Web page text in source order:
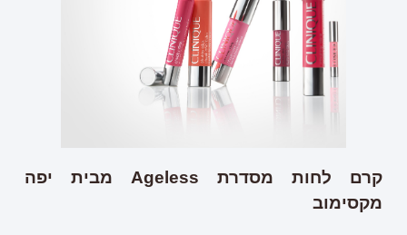
קרם לחות מסדרתAgeless
מבית יפה
מקסימוב